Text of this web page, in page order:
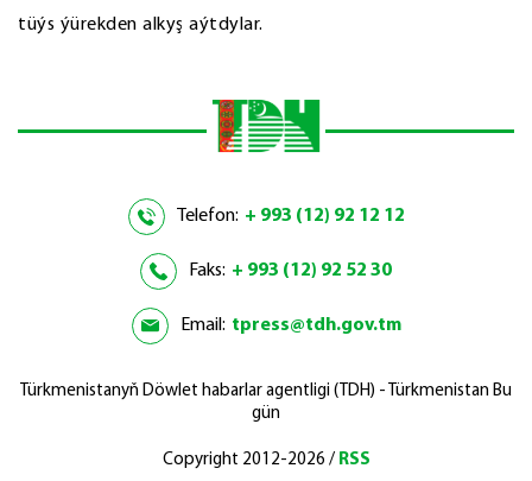
tüýs ýürekden alkyş aýtdylar.
Telefon: + 993 (12) 92 12 12
Faks: + 993 (12) 92 52 30
Email: tpress@tdh.gov.tm
Türkmenistanyň Döwlet habarlar agentligi (TDH) - Türkmenistan Bu
gün
Copyright 2012-2026 / RSS